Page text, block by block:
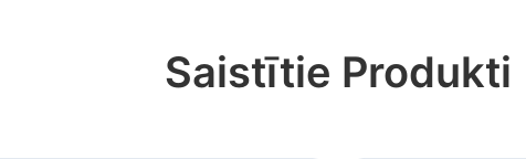
Saistītie Produkti